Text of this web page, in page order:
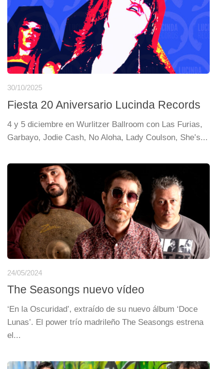
30/10/2025
Fiesta 20 Aniversario Lucinda Records
4 y 5 diciembre en Wurlitzer Ballroom con Las Furias,
Garbayo, Jodie Cash, No Aloha, Lady Coulson, She’s...
24/05/2024
The Seasongs nuevo vídeo
‘En la Oscuridad’, extraído de su nuevo álbum ‘Doce
Lunas’. El power trío madrileño The Seasongs estrena
el...